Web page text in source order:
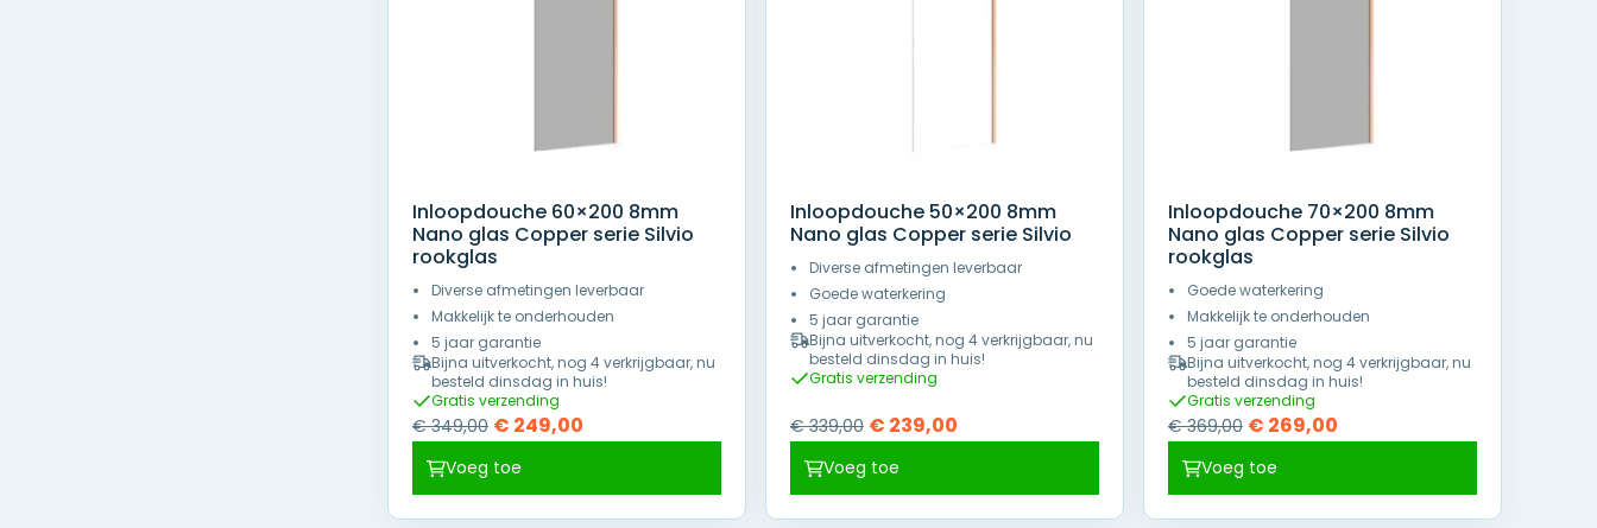
Inloopdouche 60×200 8mm
Nano glas Copper serie Silvio
rookglas
Diverse afmetingen leverbaar
Makkelijk te onderhouden
5 jaar garantie
Bijna uitverkocht, nog 4 verkrijgbaar, nu
besteld dinsdag in huis!
Gratis verzending
€349,00 Oorspronkelijke
€ 349,00.
€ 249,00Huidige
€ 249,00.
Voeg toe
Inloopdouche 50×200 8mm
Nano glas Copper serie Silvio
Diverse afmetingen leverbaar
Goede waterkering
5 jaar garantie
Bijna uitverkocht, nog 4 verkrijgbaar, nu
besteld dinsdag in huis!
Gratis verzending
€339,00 Oorspronkelijke
€ 339,00.
€ 239,00Huidige
€ 239,00.
Voeg toe
Inloopdouche 70×200 8mm
Nano glas Copper serie Silvio
rookglas
Goede waterkering
Makkelijk te onderhouden
5 jaar garantie
Bijna uitverkocht, nog 4 verkrijgbaar, nu
besteld dinsdag in huis!
Gratis verzending
€369,00 Oorspronkelijke
€ 369,00.
€ 269,00Huidige
€ 269,00.
Voeg toe